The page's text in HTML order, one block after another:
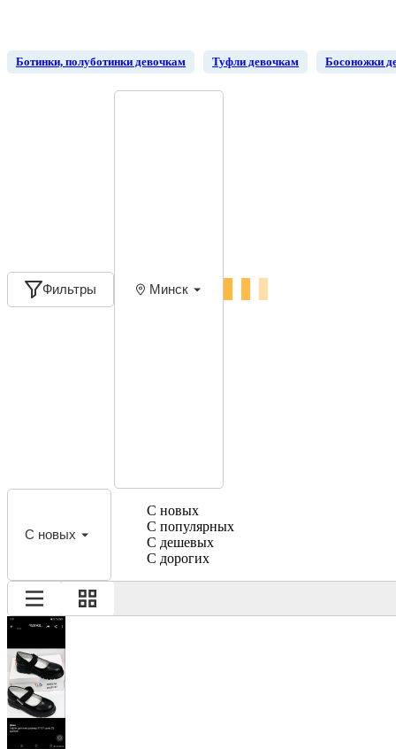
Ботинки, полуботинки девочкам Туфли девочкам Босоножки
Фильтры Минск
С новых
С новых
С популярных
С дешевых
С дорогих